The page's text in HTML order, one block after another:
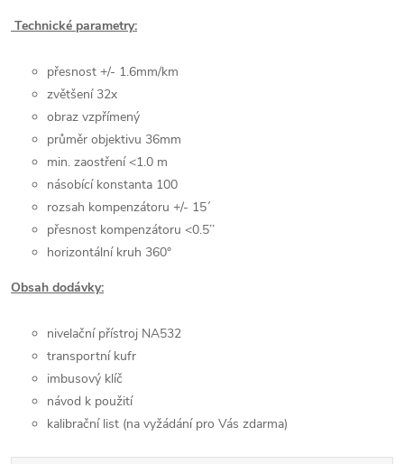
Technické parametry:
přesnost +/- 1.6mm/km
zvětšení 32x
obraz vzpřímený
průměr objektivu 36mm
min. zaostření <1.0 m
násobící konstanta 100
rozsah kompenzátoru +/- 15´
přesnost kompenzátoru <0.5’’
horizontální kruh 360°
Obsah dodávky:
nivelační přístroj NA532
transportní kufr
imbusový klíč
návod k použití
kalibrační list (na vyžádání pro Vás zdarma)